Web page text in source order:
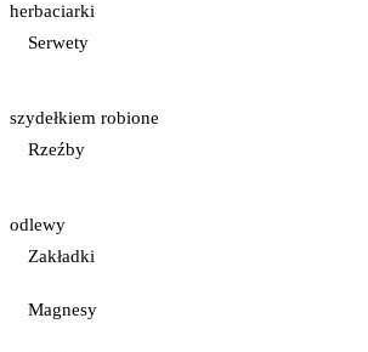
herbaciarki
Serwety
szydełkiem robione
Rzeźby
odlewy
Zakładki
Magnesy